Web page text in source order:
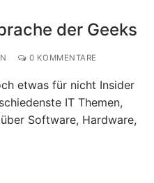
der Geeks
0 KOMMENTARE
etwas für nicht Insider
IT Themen,
Software, Hardware,